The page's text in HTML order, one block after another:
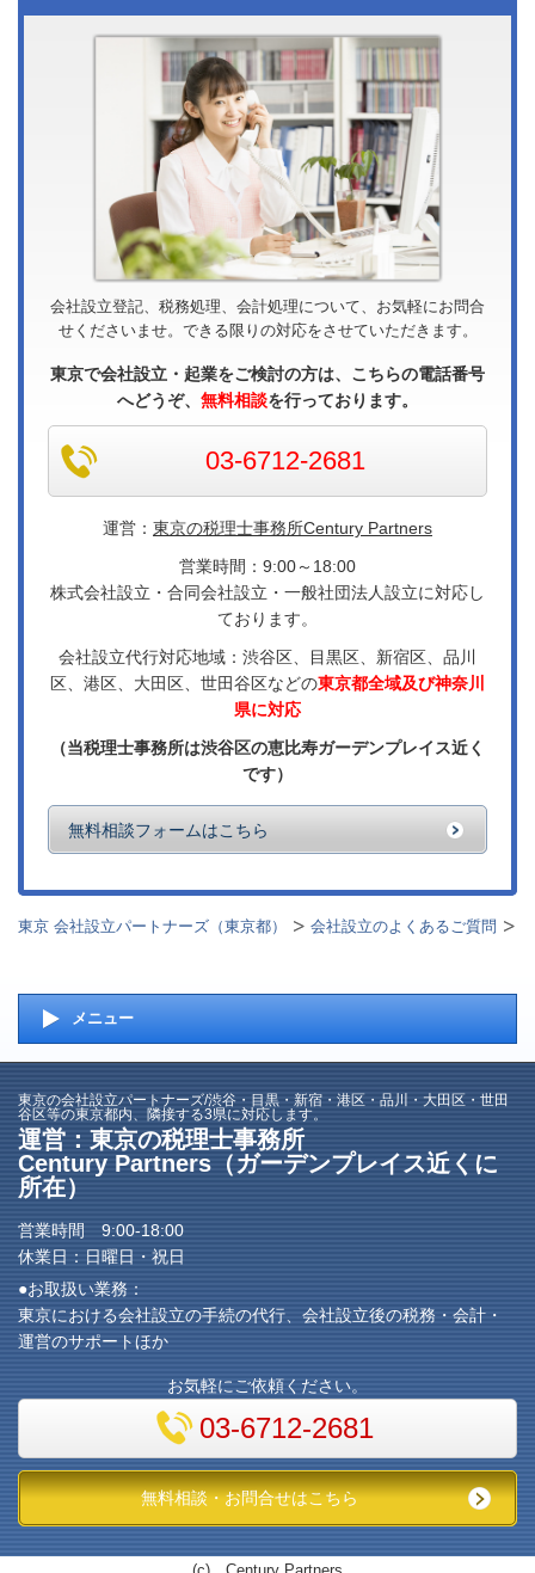
会社設立登記、税務処理、会計処理について、お気軽にお問合
せくださいませ。できる限りの対応をさせていただきます。
東京で会社設立・起業をご検討の方は、こちらの電話番号
へどうぞ、 無料相談を行っております。
03-6712-2681
運営： 東京の税理士事務所Century Partners
営業時間：9:00～18:00
株式会社設立・合同会社設立・一般社団法人設立に対応し
ております。
会社設立代行対応地域：渋谷区、目黒区、新宿区、品川
区、港区、大田区、世田谷区などの東京都全域及び神奈川
県に対応
（当税理士事務所は渋谷区の恵比寿ガーデンプレイス近く
です）
無料相談フォームはこちら
東京 会社設立パートナーズ（東京都） 会社設立のよくあるご質問
メニュー
東京の会社設立パートナーズ/渋谷・目黒・新宿・港区・品川・大田区・世田
谷区等の東京都内、隣接する3県に対応します。
運営：東京の税理士事務所
Century Partners（ガーデンプレイス近くに
所在）
営業時間 9:00-18:00
休業日：日曜日・祝日
●お取扱い業務：
東京における会社設立の手続の代行、会社設立後の税務・会計・
運営のサポートほか
お気軽にご依頼ください。
03-6712-2681
無料相談・お問合せはこちら